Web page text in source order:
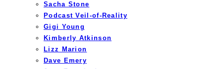
Sacha Stone
Podcast Veil-of-Reality
Gigi Young
Kimberly Atkinson
Lizz Marion
Dave Emery